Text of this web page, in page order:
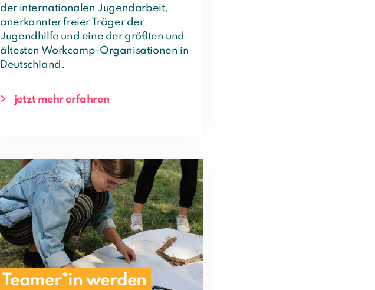
der internationalen Jugendarbeit,
anerkannter freier Träger der
Jugendhilfe und eine der größten und
ältesten Workcamp-Organisationen in
Deutschland.
jetzt mehr erfahren
Teamer*in werden